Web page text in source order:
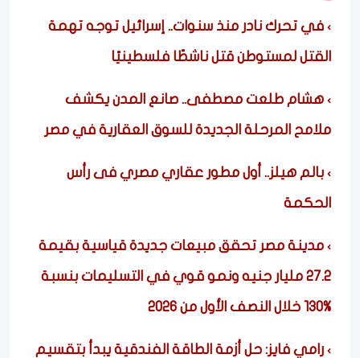
في تحرك نادر منذ سنوات.. إسرائيل توجه تهمة
القتل لمستوطن قتل ناشطًا فلسطينيًا
هشام طلعت مصطفى.. صانع المدن يكشف
ملامح المرحلة الجديدة للسوق العقارية في مصر
بالم هيلز.. أول مطور عقاري مصري فى رأس
الحكمة
مدينة مصر تحقق مبيعات جديدة قياسية بقيمة
27.2 مليار جنيه ونمو قوي في التسليمات بنسبة
%130 خلال النصف الأول من 2026
رامي فايز: حل أزمة الطاقة الفندقية يبدأ بتقسيم